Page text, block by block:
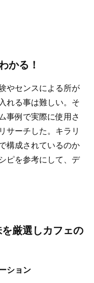
かる！
やセンスによる所が
れる事は難しい。そ
事例で実際に使用さ
サーチした。キラリ
構成されているのか
ピを参考にして、デ
厳選しカフェの
ション